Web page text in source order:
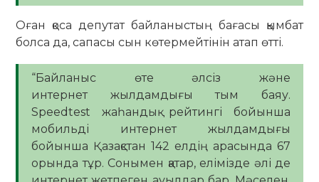
Оған қоса депутат байланыстың бағасы қымбат
болса да, сапасы сын көтермейтінін атап өтті.
“Байланыс өте әлсіз және
интернет жылдамдығы тым баяу.
Speedtest жаһандық рейтингі бойынша
мобильді интернет жылдамдығы
бойынша Қазақстан 142 елдің арасында 67
орында тұр. Сонымен қатар, елімізде әлі де